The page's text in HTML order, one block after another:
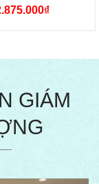
lạ
₫
GIÁM